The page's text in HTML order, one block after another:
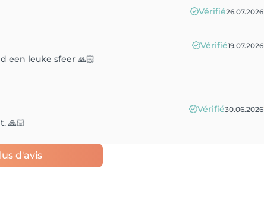
Vérifié26.07.2026
Vérifié19.07.2026
een leuke sfeer 🙏🏻
Vérifié30.06.2026
🙏🏻
d'avis